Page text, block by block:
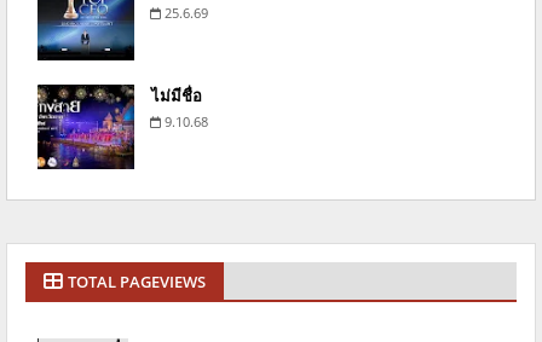
25.6.69
ไม่มีชื่อ
9.10.68
TOTAL PAGEVIEWS